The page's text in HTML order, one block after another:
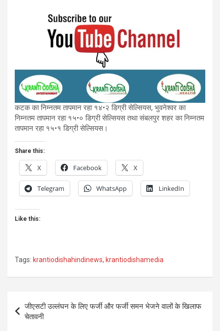
कटक का निम्नतम तापमान रहा १४•२ डिग्री सेल्सियस, भुवनेश्वर का
निम्नतम तापमान रहा १५•० डिग्री सेल्सियस तथा संबलपुर शहर का निम्नतम
तापमान रहा १५•१ डिग्री सेल्सियस।
Share this:
X Facebook X
Telegram WhatsApp LinkedIn
Like this:
Tags: krantiodishahindinews, krantiodishamedia
Post
navigation
जीएसटी उल्लंघन के लिए फर्जी और फर्जी समन भेजने वालों के खिलाफ
चेतावनी